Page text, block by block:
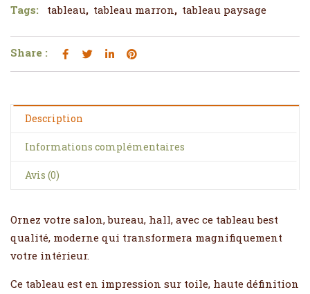
Tags:
tableau, tableau marron, tableau paysage
Share :
Description
Informations complémentaires
Avis (0)
Ornez votre salon, bureau, hall, avec ce tableau best
qualité, moderne qui transformera magnifiquement
votre intérieur.
Ce tableau est en impression sur toile, haute définition